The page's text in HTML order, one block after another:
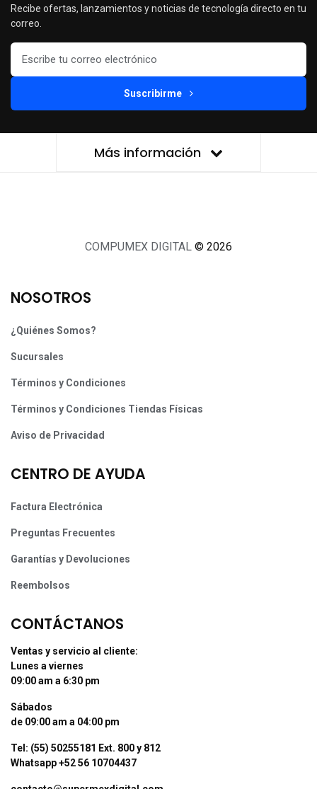
Recibe ofertas, lanzamientos y noticias de tecnología directo en tu
correo.
Suscribirme
Más información
COMPUMEX DIGITAL © 2026
NOSOTROS
¿Quiénes Somos?
Sucursales
Términos y Condiciones
Términos y Condiciones Tiendas Físicas
Aviso de Privacidad
CENTRO DE AYUDA
Factura Electrónica
Preguntas Frecuentes
Garantías y Devoluciones
Reembolsos
CONTÁCTANOS
Ventas y servicio al cliente:
Lunes a viernes
09:00 am a 6:30 pm
Sábados
de 09:00 am a 04:00 pm
Tel: (55) 50255181 Ext. 800 y 812
Whatsapp +52 56 10704437